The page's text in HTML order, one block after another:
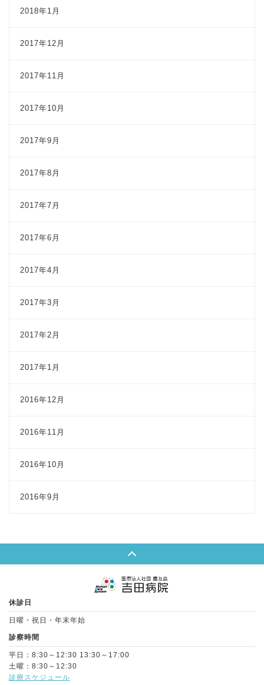
2018年1月
2017年12月
2017年11月
2017年10月
2017年9月
2017年8月
2017年7月
2017年6月
2017年4月
2017年3月
2017年2月
2017年1月
2016年12月
2016年11月
2016年10月
2016年9月
休診日
日曜・祝日・年末年始
診察時間
平日：8:30～12:30 13:30～17:00
土曜：8:30～12:30
診療スケジュール